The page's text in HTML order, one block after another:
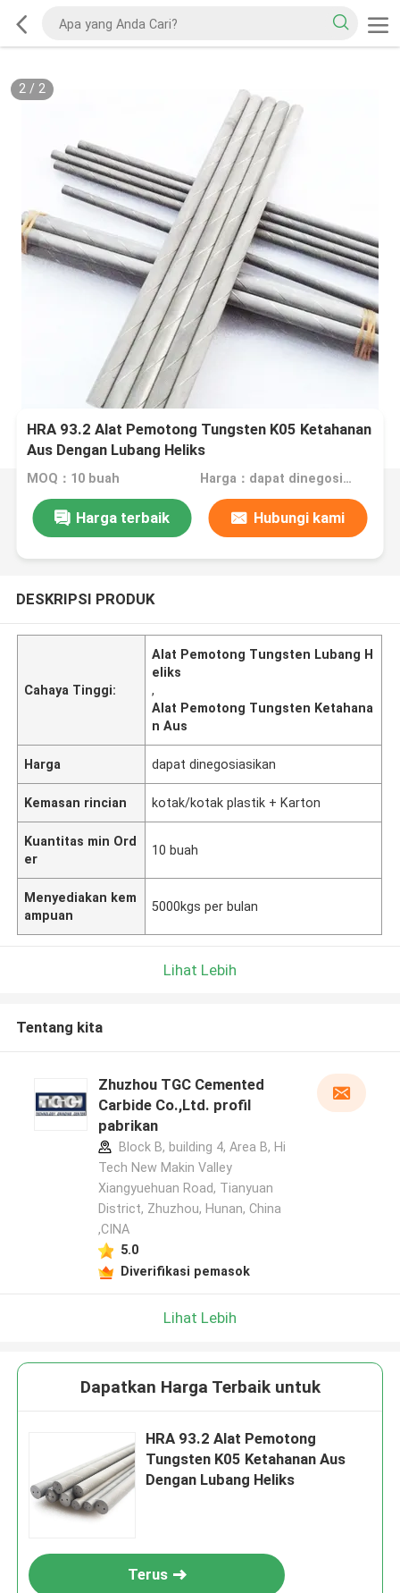
2/ 2
HRA 93.2 Alat Pemotong Tungsten K05 Ketahanan
Aus Dengan Lubang Heliks
MOQ：10 buah Harga：dapat dinegosiasikan
Harga terbaik Hubungi kami
DESKRIPSI PRODUK
Cahaya Tinggi:
Alat Pemotong Tungsten Lubang H
eliks
,
Alat Pemotong Tungsten Ketahana
n Aus
Harga dapat dinegosiasikan
Kemasan rincian kotak/kotak plastik + Karton
Kuantitas min Ord
er
10 buah
Menyediakan kem
ampuan
5000kgs per bulan
Lihat Lebih
Tentang kita
Zhuzhou TGC Cemented
Carbide Co.,Ltd. profil
pabrikan
Block B, building 4, Area B, Hi
Tech New Makin Valley
Xiangyuehuan Road, Tianyuan
District, Zhuzhou, Hunan, China
,CINA
5.0
Diverifikasi pemasok
Lihat Lebih
Dapatkan Harga Terbaik untuk
HRA 93.2 Alat Pemotong
Tungsten K05 Ketahanan Aus
Dengan Lubang Heliks
Terus